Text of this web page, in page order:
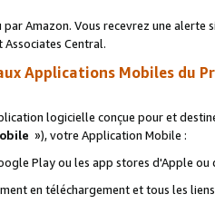
Amazon. Vous recevrez une alerte
Central.
Applications Mobiles du
logicielle conçue pour et
»), votre Application Mobile :
Play ou les app stores d'Apple ou
en téléchargement et tous les